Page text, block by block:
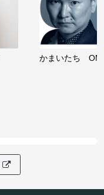
かまいたち